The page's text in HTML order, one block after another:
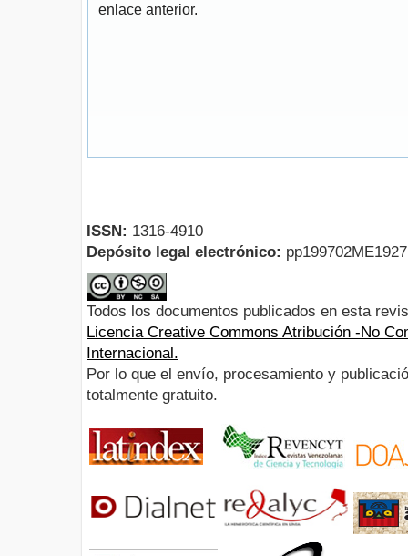
enlace anterior.
ISSN: 1316-4910
Depósito legal electrónico:
Todos los documentos publicados en esta
Licencia Creative Commons Atribución -No
Internacional.
Por lo que el envío, procesamiento y
totalmente gratuito.